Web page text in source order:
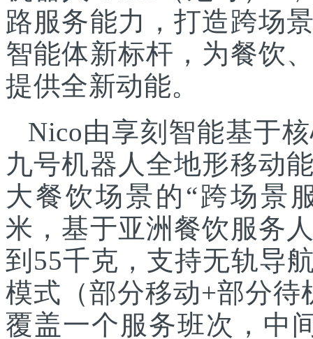
路服务能力，打造跨场
智能体新标杆，为餐饮
提供全新动能。
Nico由享刻智能基于
九号机器人全地形移动
大餐饮场景的“跨场景
米，基于亚洲餐饮服务
到55千克，支持无轨导
模式（部分移动+部分待
覆盖一个服务班次，中